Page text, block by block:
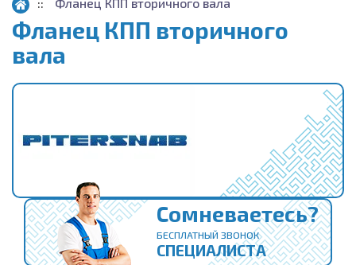
Фланец КПП вторичного
вала
Сомневаетесь?
БЕСПЛАТНЫЙ ЗВОНОК
СПЕЦИАЛИСТА